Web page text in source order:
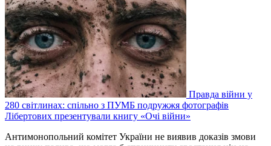
Правда війни у
280 світлинах: спільно з ПУМБ подружжя фотографів
Лібертових презентували книгу «Очі війни»
Антимонопольний комітет України не виявив доказів змови